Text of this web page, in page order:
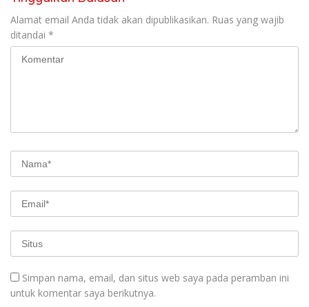
Alamat email Anda tidak akan dipublikasikan. Ruas yang wajib
ditandai *
Simpan nama, email, dan situs web saya pada peramban ini
untuk komentar saya berikutnya.